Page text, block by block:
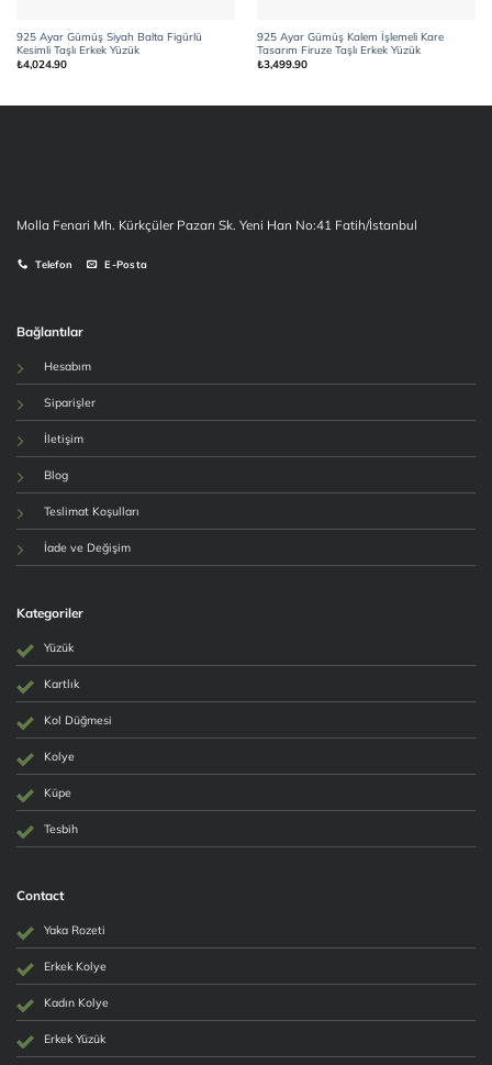
925 Ayar Gümüş Siyah Balta Figürlü
Kesimli Taşlı Erkek Yüzük
₺4,024.90
925 Ayar Gümüş Kalem İşlemeli Kare
Tasarım Firuze Taşlı Erkek Yüzük
₺3,499.90
Molla Fenari Mh. Kürkçüler Pazarı Sk. Yeni Han No:41 Fatih/İstanbul
Telefon E-Posta
Bağlantılar
Hesabım
Siparişler
İletişim
Blog
Teslimat Koşulları
İade ve Değişim
Kategoriler
Yüzük
Kartlık
Kol Düğmesi
Kolye
Küpe
Tesbih
Contact
Yaka Rozeti
Erkek Kolye
Kadın Kolye
Erkek Yüzük